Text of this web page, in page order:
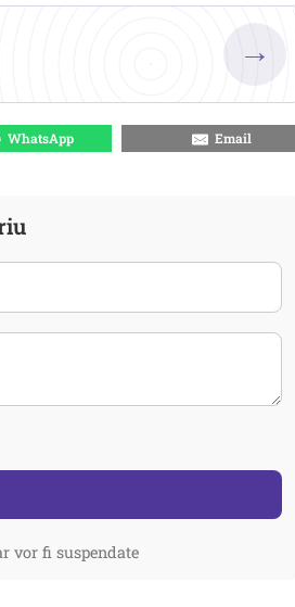
→
WhatsApp Email
vor fi suspendate